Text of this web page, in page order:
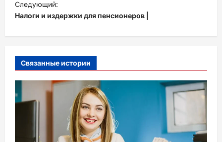
а
г
а
ц
и
Следующий:
Налоги и издержки для пенсионеров |
Связанные истории